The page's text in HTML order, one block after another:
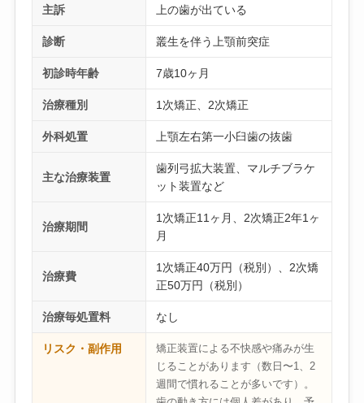
主訴 上の歯が出ている
診断 叢生を伴う上顎前突症
初診時年齢 7歳10ヶ月
治療種別 1次矯正、2次矯正
外科処置 上顎左右第一小臼歯の抜歯
主な治療装置
歯列弓拡大装置、マルチブラケ
ット装置など
治療期間
1次矯正11ヶ月、2次矯正2年1ヶ
月
治療費
1次矯正40万円（税別）、2次矯
正50万円（税別）
治療毎処置料 なし
リスク・副作用
矯正装置による不快感や痛みが生
じることがあります（数日〜1、2
週間で慣れることが多いです）。